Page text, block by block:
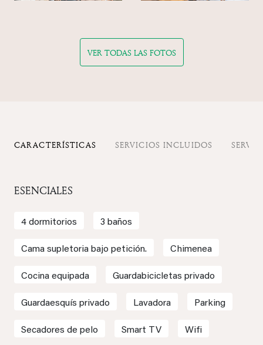
VER TODAS LAS FOTOS
CARACTERÍSTICAS SERVICIOS INCLUIDOS
ESENCIALES
4 dormitorios 3 baños
Cama supletoria bajo petición. Chimenea
Cocina equipada Guardabicicletas privado
Guardaesquís privado Lavadora Parking
Secadores de pelo Smart TV Wifi